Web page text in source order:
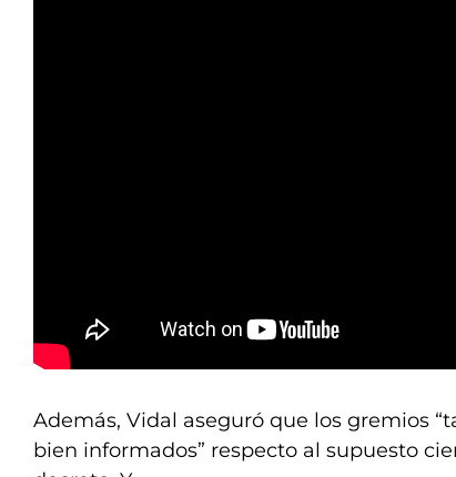
Además, Vidal aseguró que los gremios
bien informados” respecto al supuesto